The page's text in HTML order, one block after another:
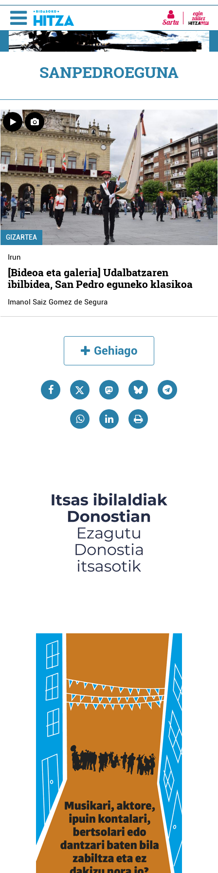
Sartu
SANPEDROEGUNA
GIZARTEA
Irun
[Bideoa eta galeria] Udalbatzaren
ibilbidea, San Pedro eguneko klasikoa
Imanol Saiz Gomez de Segura
Gehiago